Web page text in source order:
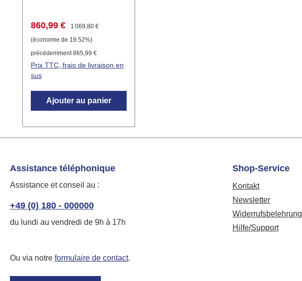
Grâce au récepteur GPS,
LCN-WIH transmet l'heure
et la date précises au bus
LCN. LCN-WIH se
compose d'une unité
extérieure avec des
capteurs de vent, de pluie,
de lumière, de température
unité intérieure avec
alimentation dans un
intérieure connecte la
station météorologique à la
connexion I de n'importe
câble téléphonique à 2
paires. La tête du capteur
(3 capteurs de lumière à
Prix de vente :
860,99 € Prix régulier :
1 069,80 €
(économie de 19.52%)
précédemment 865,99 €
Prix TTC, frais de livraison en
sus
Ajouter au panier
Assistance téléphonique
Assistance et conseil au :
+49 (0) 180 - 000000
du lundi au vendredi de 9h à 17h
Ou via notre formulaire de contact.
Shop-Service
Kontakt
Newsletter
Widerrufsbelehrung
Hilfe/Support